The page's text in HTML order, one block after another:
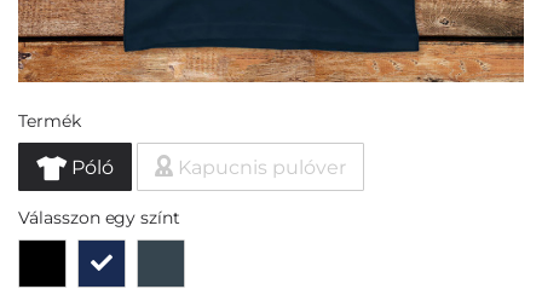
Termék
Póló Kapucnis pulóver
Válasszon egy színt